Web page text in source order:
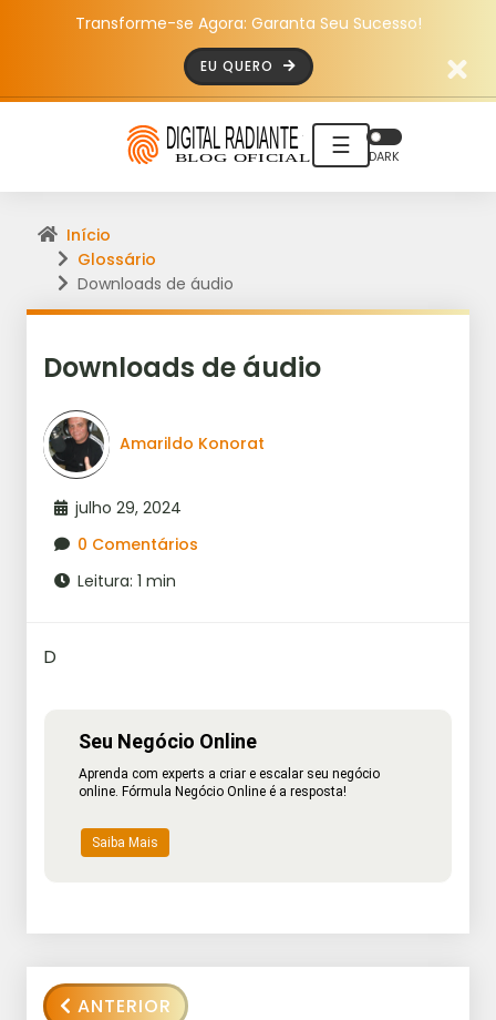
Transforme-se Agora: Garanta Seu Sucesso!
EU QUERO
☰ DARK
Início
Glossário
Downloads de áudio
Downloads de áudio
Amarildo Konorat
julho 29, 2024
0 Comentários
Leitura: 1 min
D
Seu Negócio Online
Aprenda com experts a criar e escalar seu negócio
online. Fórmula Negócio Online é a resposta!
Saiba Mais
ANTERIOR